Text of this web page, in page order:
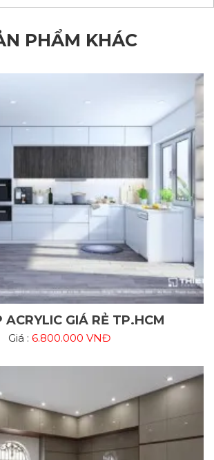
PHẨM KHÁC
ACRYLIC GIÁ RẺ TP.HCM
Giá : 6.800.000 VNĐ